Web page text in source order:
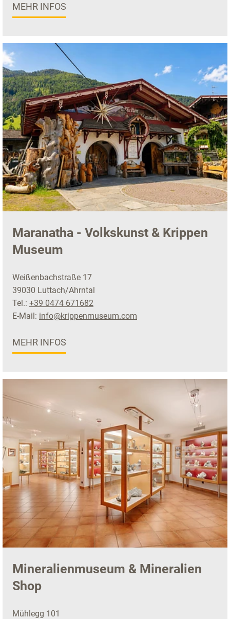
MEHR INFOS
Maranatha - Volkskunst & Krippen
Museum
Weißenbachstraße 17
39030 Luttach/Ahrntal
Tel.: +39 0474 671682
E-Mail: info@krippenmuseum.com
MEHR INFOS
Mineralienmuseum & Mineralien
Shop
Mühlegg 101